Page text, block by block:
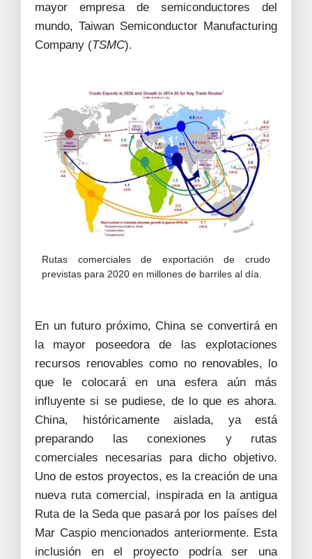
mayor empresa de semiconductores del
mundo, Taiwan Semiconductor Manufacturing
Company (TSMC).
Rutas comerciales de exportación de crudo
previstas para 2020 en millones de barriles al día.
En un futuro próximo, China se convertirá en
la mayor poseedora de las explotaciones
recursos renovables como no renovables, lo
que le colocará en una esfera aún más
influyente si se pudiese, de lo que es ahora.
China, históricamente aislada, ya está
preparando las conexiones y rutas
comerciales necesarias para dicho objetivo.
Uno de estos proyectos, es la creación de una
nueva ruta comercial, inspirada en la antigua
Ruta de la Seda que pasará por los países del
Mar Caspio mencionados anteriormente. Esta
inclusión en el proyecto podría ser una